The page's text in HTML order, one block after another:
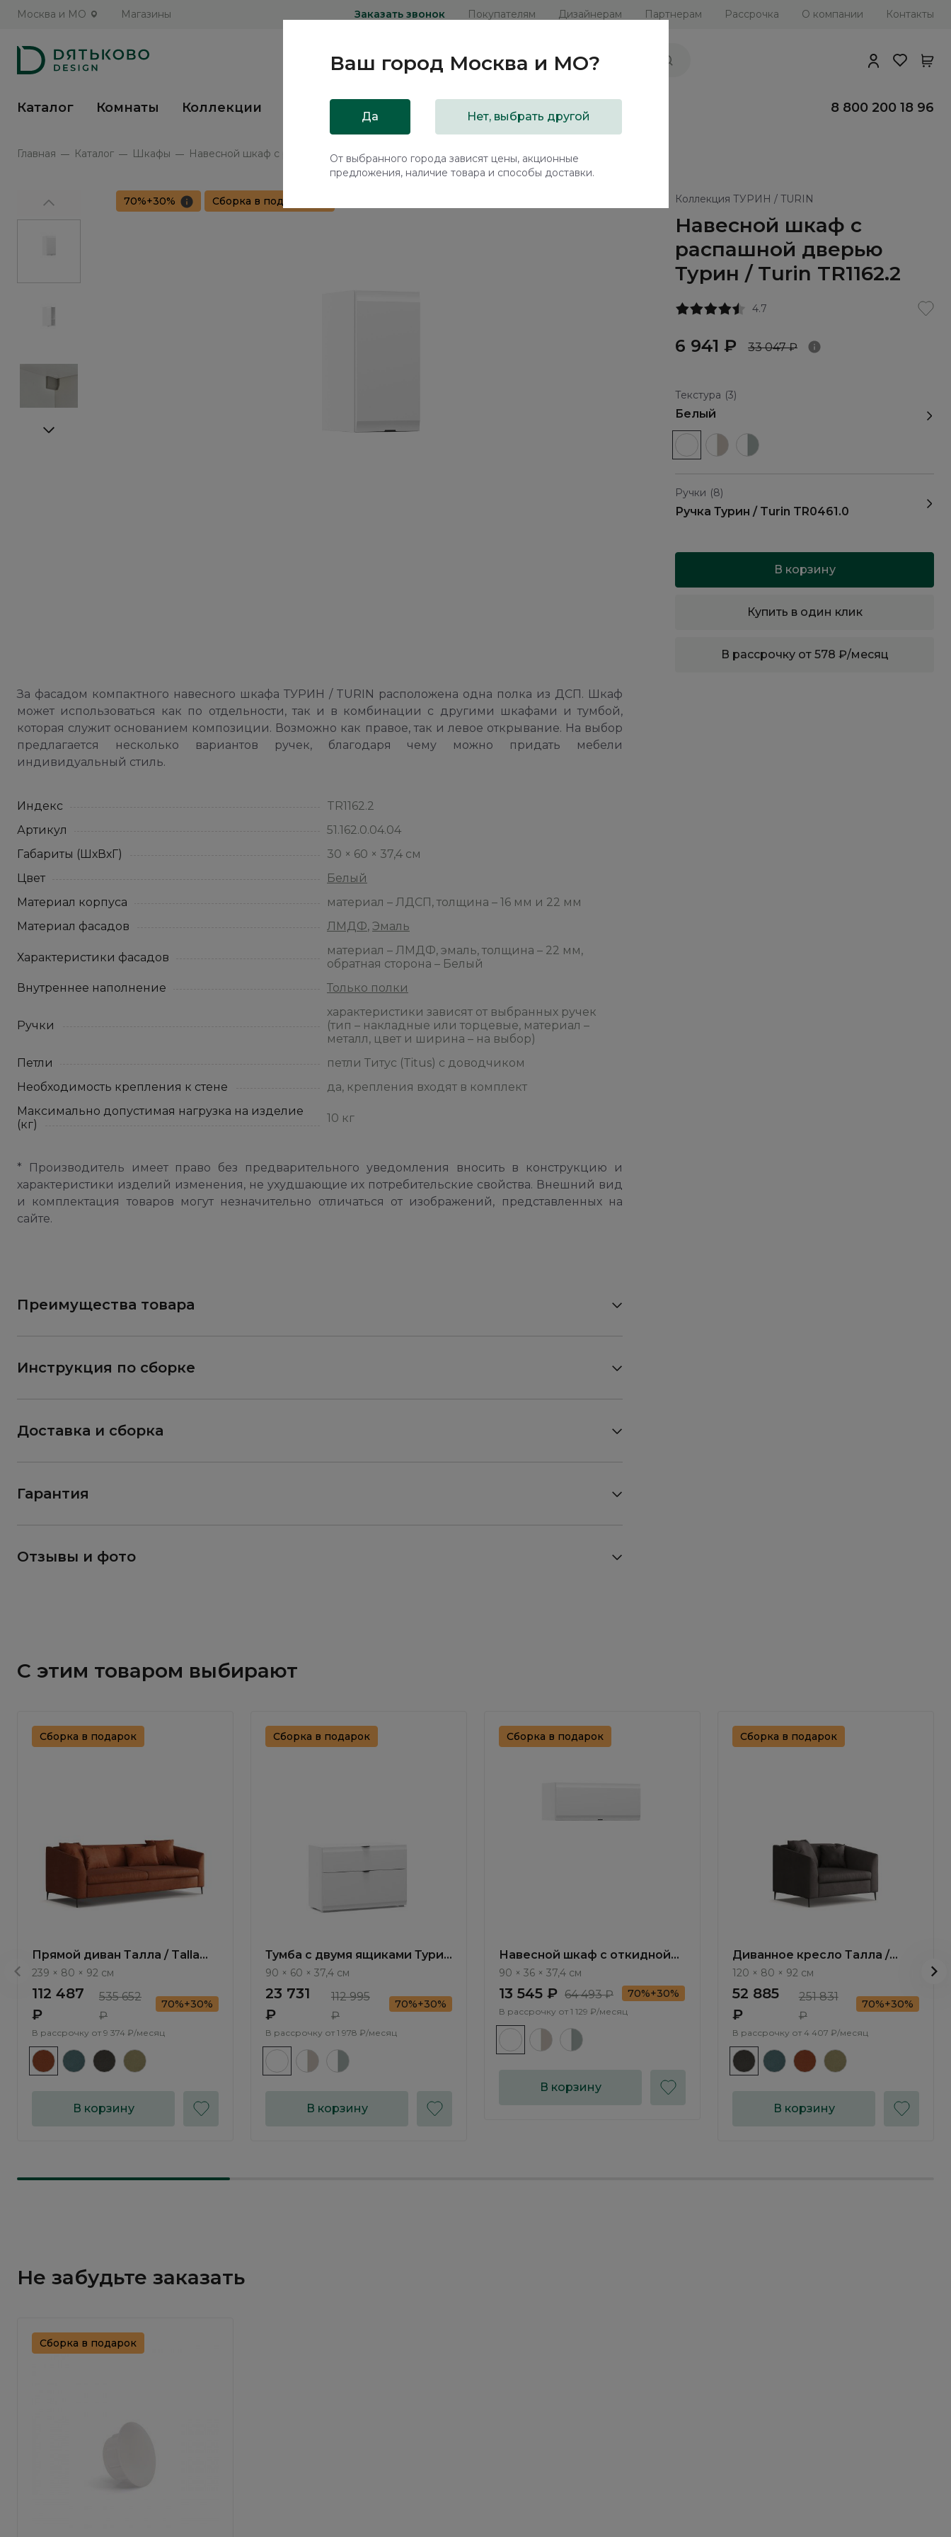
Москва и МО Магазины Заказать звонок Покупателям Дизайнерам Партнерам Рассрочка О компании Контакты
Каталог Комнаты Коллекции Распродажа 8 800 200 18 96
Главная Каталог Шкафы Навесной шкаф с распашной дверью Турин / Turin TR1162.2
Коллекция ТУРИН / TURIN
Навесной шкаф с
распашной дверью
Турин / Turin TR1162.2
4.7
6 941 ₽ 33 047 ₽
Текстура (3)
Белый
Ручки (8)
Ручка Турин / Turin TR0461.0
В корзину
Купить в один клик
В рассрочку от 578 ₽/месяц
70%+30% Сборка в подарок
За фасадом компактного навесного шкафа ТУРИН / TURIN расположена одна полка из ДСП. Шкаф
может использоваться как по отдельности, так и в комбинации с другими шкафами и тумбой,
которая служит основанием композиции. Возможно как правое, так и левое открывание. На выбор
предлагается несколько вариантов ручек, благодаря чему можно придать мебели
индивидуальный стиль.
Индекс
TR1162.2
Артикул
51.162.0.04.04
Габариты (ШхВхГ)
30 × 60 × 37,4 см
Цвет
Белый
Материал корпуса
материал – ЛДСП, толщина – 16 мм и 22 мм
Материал фасадов
ЛМДФ, Эмаль
Характеристики фасадов
материал – ЛМДФ, эмаль, толщина – 22 мм,
обратная сторона – Белый
Внутреннее наполнение
Только полки
Ручки
характеристики зависят от выбранных ручек
(тип – накладные или торцевые, материал –
металл, цвет и ширина – на выбор)
Петли
петли Титус (Titus) с доводчиком
Необходимость крепления к стене
да, крепления входят в комплект
Максимально допустимая нагрузка на изделие
(кг)
10 кг
* Производитель имеет право без предварительного уведомления вносить в конструкцию и
характеристики изделий изменения, не ухудшающие их потребительские свойства. Внешний вид
и комплектация товаров могут незначительно отличаться от изображений, представленных на
сайте.
Преимущества товара
Инструкция по сборке
Доставка и сборка
Гарантия
Отзывы и фото
С этим товаром выбирают
Сборка в подарок
Прямой диван Талла / Talla
ММ100.3 с механизмом Пума
239 × 80 × 92 см
112 487
₽
535 652
₽
70%+30%
В рассрочку от 9 374 ₽/месяц
В корзину
Сборка в подарок
Тумба с двумя ящиками Турин
/ Turin TR1042.2
90 × 60 × 37,4 см
23 731
₽
112 995
₽
70%+30%
В рассрочку от 1 978 ₽/месяц
В корзину
Сборка в подарок
Навесной шкаф с откидной
дверью Турин / Turin TR1122.2
90 × 36 × 37,4 см
13 545 ₽ 64 493 ₽ 70%+30%
В рассрочку от 1 129 ₽/месяц
В корзину
Сборка в подарок
Диванное кресло Талла /
Talla ММ100.10
120 × 80 × 92 см
52 885
₽
251 831
₽
70%+30%
В рассрочку от 4 407 ₽/месяц
В корзину
Не забудьте заказать
Сборка в подарок
Ваш город Москва и МО?
Да Нет, выбрать другой
От выбранного города зависят цены, акционные
предложения, наличие товара и способы доставки.